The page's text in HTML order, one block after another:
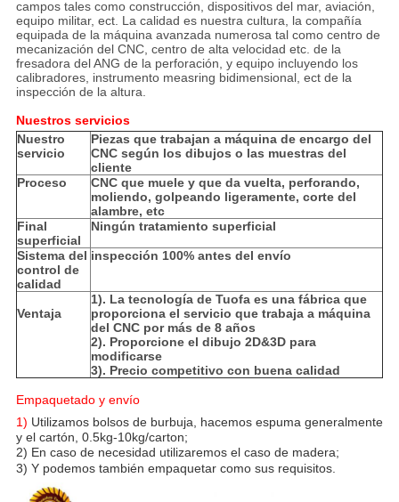
campos tales como construcción, dispositivos del mar, aviación,
equipo militar, ect. La calidad es nuestra cultura, la compañía
equipada de la máquina avanzada numerosa tal como centro de
mecanización del CNC, centro de alta velocidad etc. de la
fresadora del ANG de la perforación, y equipo incluyendo los
calibradores, instrumento measring bidimensional, ect de la
inspección de la altura.
Nuestros servicios
Nuestro
servicio
Piezas que trabajan a máquina de encargo del
CNC según los dibujos o las muestras del
cliente
Proceso
CNC que muele y que da vuelta, perforando,
moliendo, golpeando ligeramente, corte del
alambre, etc
Final
superficial
Ningún tratamiento superficial
Sistema del
control de
calidad
inspección 100% antes del envío
Ventaja
1). La tecnología de Tuofa es una fábrica que
proporciona el servicio que trabaja a máquina
del CNC por más de 8 años
2). Proporcione el dibujo 2D&3D para
modificarse
3). Precio competitivo con buena calidad
Empaquetado y envío
1) Utilizamos bolsos de burbuja, hacemos espuma generalmente
y el cartón, 0.5kg-10kg/carton;
2) En caso de necesidad utilizaremos el caso de madera;
3) Y podemos también empaquetar como sus requisitos.